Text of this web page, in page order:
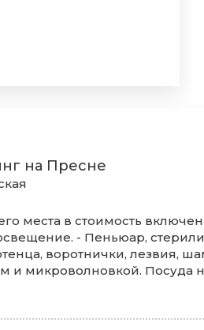
на Пресне
места в стоимость
- Пеньюар,
воротнички, лезвия,
и микроволновкой. Посуда